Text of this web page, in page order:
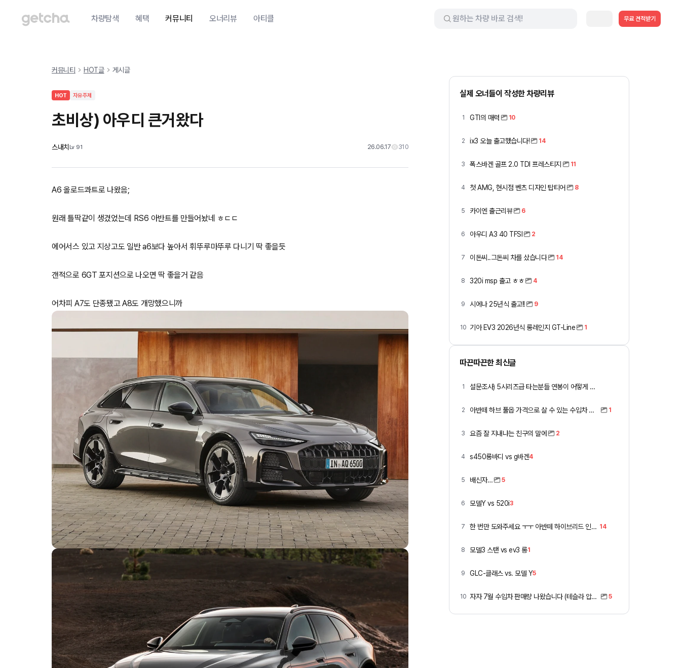
차량탐색 혜택 커뮤니티 오너리뷰 아티클 무료 견적받기
커뮤니티 HOT글 게시글
HOT 자유주제
초비상) 아우디 큰거왔다
스내치 Lv 91 26.06.17 310
A6 올로드콰트로 나왔음;
원래 틀딱같이 생겼었는데 RS6 아반트를 만들어놨네 ㅎㄷㄷ
에어서스 있고 지상고도 일반 a6보다 높아서 휘뚜루마뚜루 다니기 딱 좋을듯
갠적으로 6GT 포지션으로 나오면 딱 좋을거 같음
어차피 A7도 단종됐고 A8도 개망했으니까
실제 오너들이 작성한 차량리뷰
1 GTI의 매력 10
2 ix3 오늘 출고했습니다! 14
3 폭스바겐 골프 2.0 TDI 프레스티지 11
4 첫 AMG, 현시점 벤츠 디자인 탑티어 8
5 카이엔 출근리뷰 6
6 아우디 A3 40 TFSI 2
7 이돈씨..그돈씨 차를 샀습니다 14
8 320i msp 출고 ㅎㅎ 4
9 시에나 25년식 출고!! 9
10 기아 EV3 2026년식 롱레인지 GT-Line 1
따끈따끈한 최신글
1 설문조사) 5시리즈급 타는분들 연봉이 어떻게 되세요
2 아반떼 하브 풀옵 가격으로 살 수 있는 수입차 모아봄 1
3 요즘 잘 지내냐는 친구의 말에 2
4 s450롱바디 vs g바겐4
5 배신자… 5
6 모델Y vs 520i3
7 한 번만 도와주세요 ㅜㅜ 아반떼 하이브리드 인스 vs 폭스바겐 골프 14
8 모델3 스탠 vs ev3 롱1
9 GLC-클래스 vs. 모델 Y5
10 자자 7월 수입차 판매량 나왔습니다 (테슬라 압도적) 5